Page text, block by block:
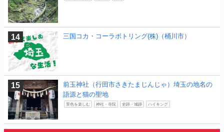
三国コカ・コーラボトリング(株)（桶川市）
前玉神社（行田市さきたまじんじゃ）埼玉の地名の
語源と猫の聖地
景色を楽しむ 神社・寺院 史跡・城跡 ハイキング